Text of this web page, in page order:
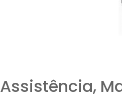
Assistência,